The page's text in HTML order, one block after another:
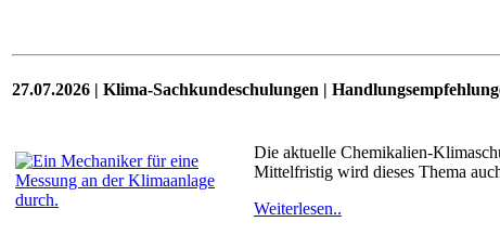
27.07.2026 | Klima-Sachkundeschulungen |
Die aktuelle Chemikalien-
Mittelfristig wird dieses Thema
Weiterlesen..